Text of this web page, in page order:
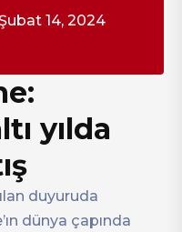
14, 2024
yılda
duyuruda
dünya çapında